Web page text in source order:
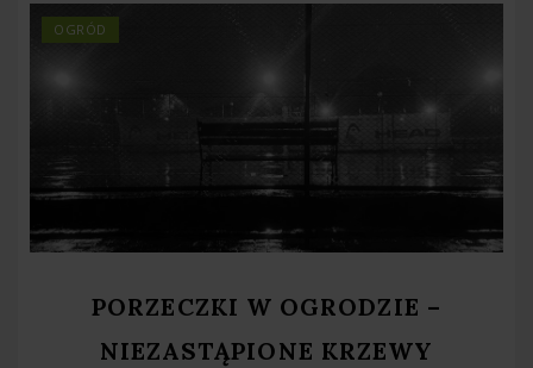
OGRÓD
PORZECZKI W OGRODZIE –
NIEZASTĄPIONE KRZEWY